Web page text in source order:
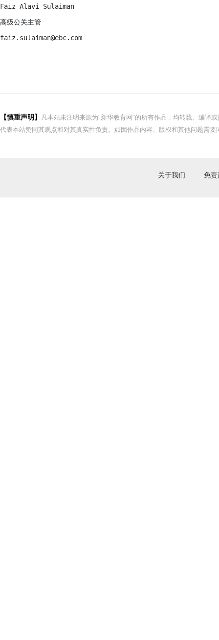
Faiz Alavi Sulaiman
高级公关主管
faiz.sulaiman@ebc.com
【慎重声明】
凡本站未注明来源为"新华教育网"的所有作品，均转载、编译
代表本站赞同其观点和对其真实性负责。如因作品内容、版权和其他问题需
关于我们 免责